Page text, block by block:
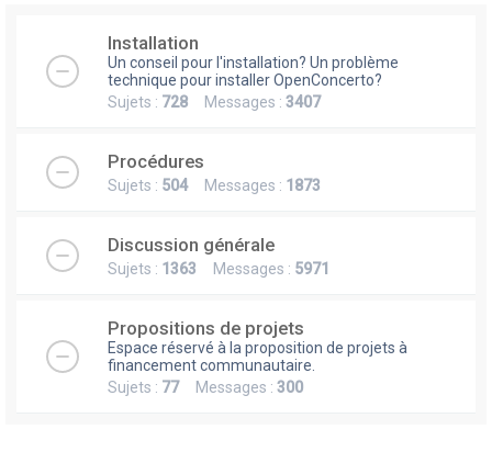
Installation
Un conseil pour l'installation? Un problème
technique pour installer OpenConcerto?
Sujets : 728 Messages : 3407
Procédures
Sujets : 504Messages : 1873
Discussion générale
Sujets : 1363 Messages : 5971
Propositions de projets
Espace réservé à la proposition de projets à
financement communautaire.
Sujets : 77Messages : 300